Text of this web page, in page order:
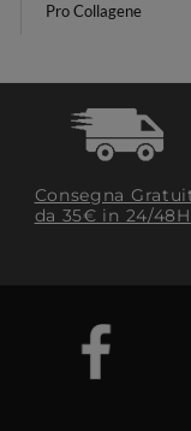
Pro Collagene
Consegna
da 35€​ in 24/48H